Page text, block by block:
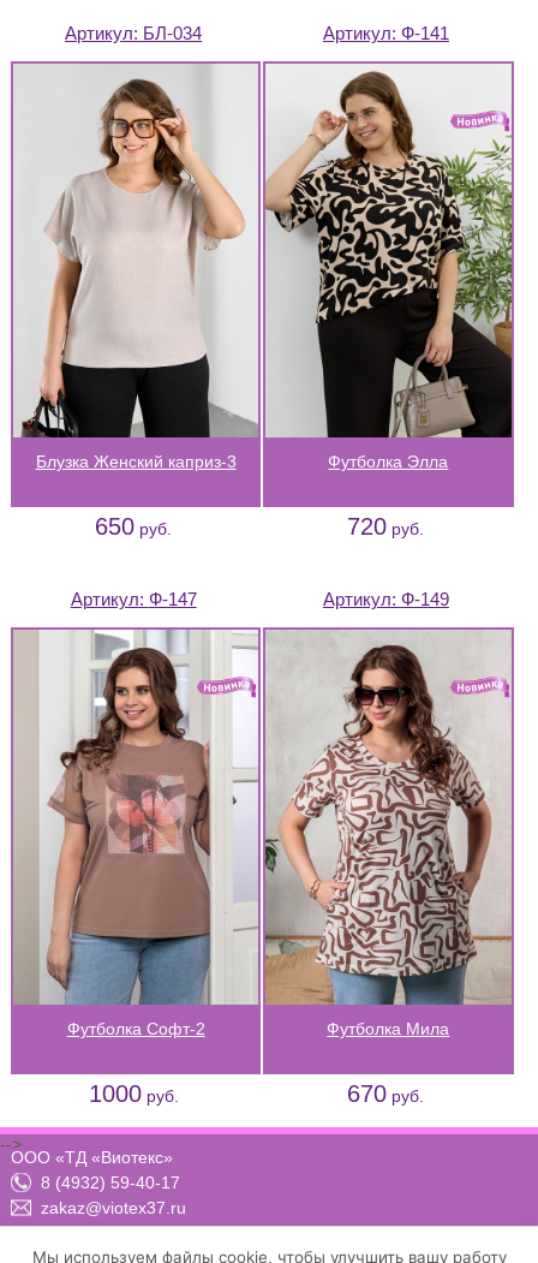
Артикул: БЛ-034
Блузка Женский каприз-3
650 руб.
Артикул: Ф-141
Футболка Элла
720 руб.
Артикул: Ф-147
Футболка Софт-2
1000руб.
Артикул: Ф-149
Футболка Мила
670 руб.
ООО «ТД «Виотекс»
8 (4932) 59-40-17
zakaz@viotex37.ru
-->
Мы используем файлы cookie, чтобы улучшить вашу работу